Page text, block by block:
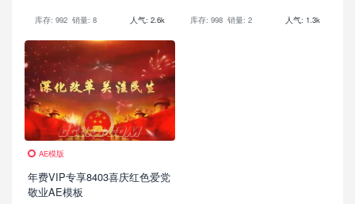
库存: 992 销量: 8 人气: 2.6k 库存: 998 销量: 2 人气: 1.3k
AE模版
年费VIP专享8403喜庆红色爱党
敬业AE模板